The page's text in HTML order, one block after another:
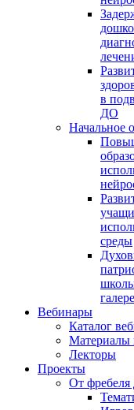
в
ДО
Начальное
среды
Вебинары
Каталог
Материалы
Лекторы
Проекты
От фребеля